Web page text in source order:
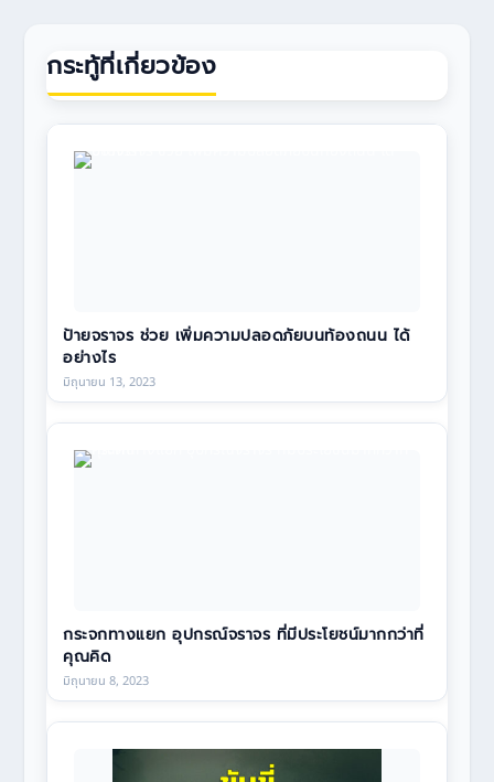
กระทู้ที่เกี่ยวข้อง
ป้ายจราจร ช่วย เพิ่มความปลอดภัยบนท้องถนน ได้
อย่างไร
มิถุนายน 13, 2023
กระจกทางแยก อุปกรณ์จราจร ที่มีประโยชน์มากกว่าที่
คุณคิด
มิถุนายน 8, 2023